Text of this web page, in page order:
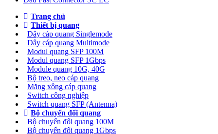
Trang chủ
Thiết bị quang
Dây cáp quang Singlemode
Dây cáp quang Multimode
Modul quang SFP 100M
Modul quang SFP 1Gbps
Module quang 10G, 40G
Bộ treo, neo cáp quang
Măng xông cáp quang
Switch công nghiệp
Switch quang SFP (Antenna)
Bộ chuyển đổi quang
Bộ chuyển đổi quang 100M
Bộ chuyển đổi quang 1Gbps